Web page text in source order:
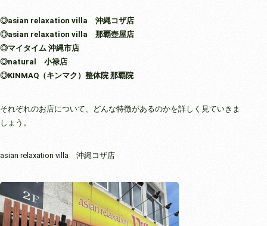
◎asian relaxation villa 沖縄コザ店
◎asian relaxation villa 那覇壺屋店
◎マイタイム 沖縄市店
◎natural 小禄店
◎KINMAQ（キンマク）整体院 那覇院
それぞれのお店について、どんな特徴があるのかを詳しく見ていきま
しょう。
asian relaxation villa 沖縄コザ店